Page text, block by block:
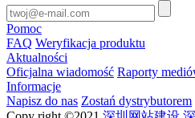
Pomoc
FAQ Weryfikacja produktu
Aktualności
Oficjalna wiadomość Raporty
Informacje
Napisz do nas Zostań dystrybutorem